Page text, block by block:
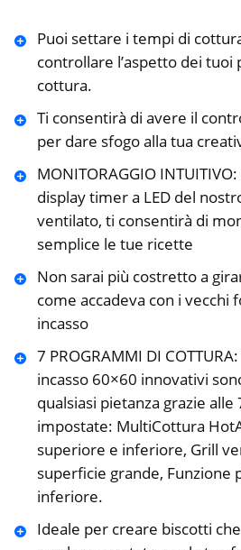
Puoi settare i tempi di
controllare l’aspetto dei tuoi
cottura.
Ti consentirà di avere il
per dare sfogo alla tua
MONITORAGGIO
display timer a LED del
ventilato, ti consentirà di
semplice le tue ricette
Non sarai più costretto a
come accadeva con i vecchi
incasso
7 PROGRAMMI DI
incasso 60×60 innovativi
qualsiasi pietanza grazie
impostate: MultiCottura
superiore e inferiore, Grill
superficie grande, Funzione
inferiore.
Ideale per creare biscotti